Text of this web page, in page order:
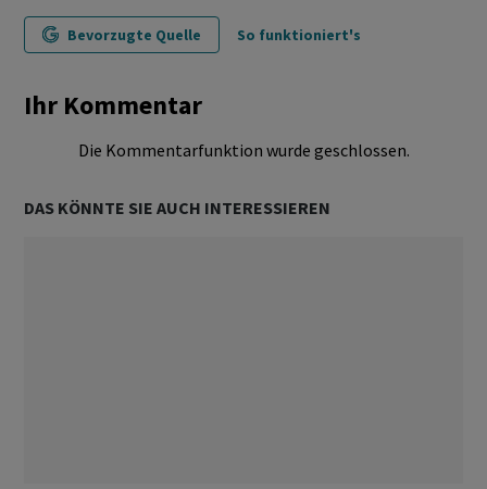
Bevorzugte Quelle So funktioniert's
Ihr Kommentar
Die Kommentarfunktion wurde geschlossen.
DAS KÖNNTE SIE AUCH INTERESSIEREN